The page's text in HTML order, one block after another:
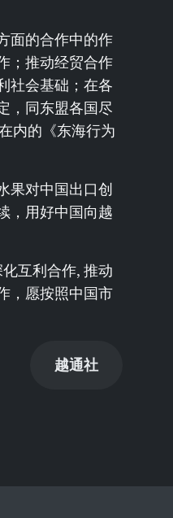
面的合作中的作
；推动经贸合作
社会基础；在各
，同东盟各国尽
内的《东海行为
果对中国出口创
，用好中国向越
互利合作, 推动
，愿按照中国市
越通社